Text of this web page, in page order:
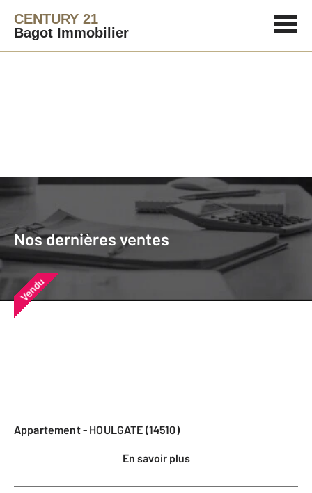
CENTURY 21
Bagot Immobilier
Nos dernières ventes
Nos dernières ventes
Nos derniers biens vendus près de
chez vous
Vendu
Appartement - HOULGATE (14510)
En savoir plus